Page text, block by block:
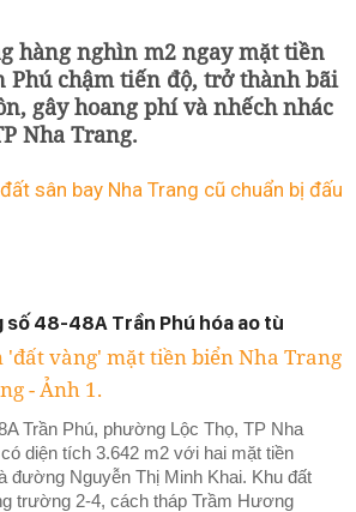
hàng nghìn m2 ngay mặt tiền
Phú chậm tiến độ, trở thành bãi
gây hoang phí và nhếch nhác
Nha Trang.
sân bay Nha Trang cũ chuẩn bị đấu
48-48A Trần Phú hóa ao tù
Trần Phú, phường Lộc Thọ, TP Nha
diện tích 3.642 m2 với hai mặt tiền
đường Nguyễn Thị Minh Khai. Khu đất
trường 2-4, cách tháp Trầm Hương